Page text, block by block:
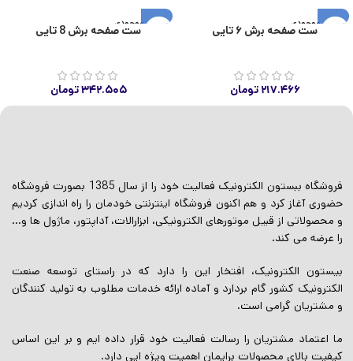
اتمام موجودی
ست صفحه برش ۶ تایی
۲۱۷.۴۶۶ تومان
اتمام موجودی
ست صفحه برش 8 تایی
۳۴۲.۵۰۵تومان
فروشگاه ببستون الکترونیک فعالیت خود را از سال 1385 بصورت فروشگاه
حضوری آغاز کرد و هم اکنون فروشگاه اینترنتی خودمان را راه اندازی کردیم
و محصولاتی از قبیل موتورهای الکترونیکی، ابزارالات، آداپتور، ماژول ها و…
را عرضه می کند.
بیستون الکترونیک، افتخار این را دارد که در راستای توسعه صنعت
الکترونیک کشور گام بردارد و آماده ارائه خدمات مطلوب به تولید کنندگان
و مشتریان گرامی است.
ما اعتماد مشتریان را رسالت فعالیت خود قرار داده ایم و بر این اساس
کیفیت بالای محصولات برایمان اهمیت ویژه ایی دارد.